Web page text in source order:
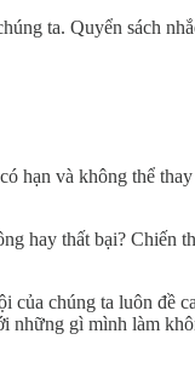
ta. Quyển sách
và không thể
hay thất bại? Chiến
chúng ta luôn đề
gì mình làm